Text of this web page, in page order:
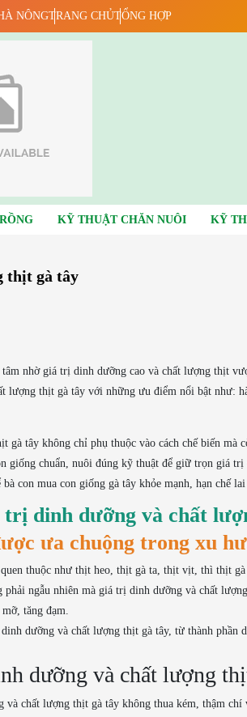
NÔNGTRANG CHỦTỔNG HỢP
KỸ THUẬT CHĂN NUÔI KỸ
thịt gà tây
nhờ giá trị dinh dưỡng cao và chất lượng thịt
lượng thịt gà tây với những ưu điểm nổi bật như:
tây không chỉ phụ thuộc vào cách chế biến mà
giống chuẩn, nuôi đúng kỹ thuật để giữ trọn giá
con mua con giống gà tây khỏe mạnh, hạn chế
trị dinh dưỡng và chất
ưa chuộng trong xu
thuộc như thịt heo, thịt gà ta, thịt vịt, thì thịt
ngẫu nhiên mà giá trị dinh dưỡng và chất
tăng đạm.
dưỡng và chất lượng thịt gà tây, từ thành phần
dưỡng và chất lượng
chất lượng thịt gà tây không thua kém, thậm